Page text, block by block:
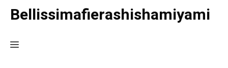
Saltar
contenido
Bellissimafierashishamiyami
Menú